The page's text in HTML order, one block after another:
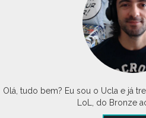
Olá, tudo bem? Eu sou o Ucla e já
LoL, do Bronze